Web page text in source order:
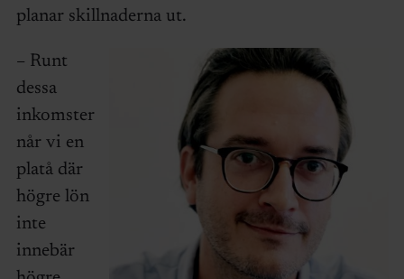
planar skillnaderna ut.
– Runt
dessa
inkomster
når vi en
platå där
högre lön
inte
innebär